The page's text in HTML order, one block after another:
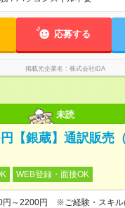
応募する
掲載元企業名 株式会社iDA
未読
【銀蔵】通訳販売
WEB登録・面接OK
円～2200円 ※ご経験・スキル